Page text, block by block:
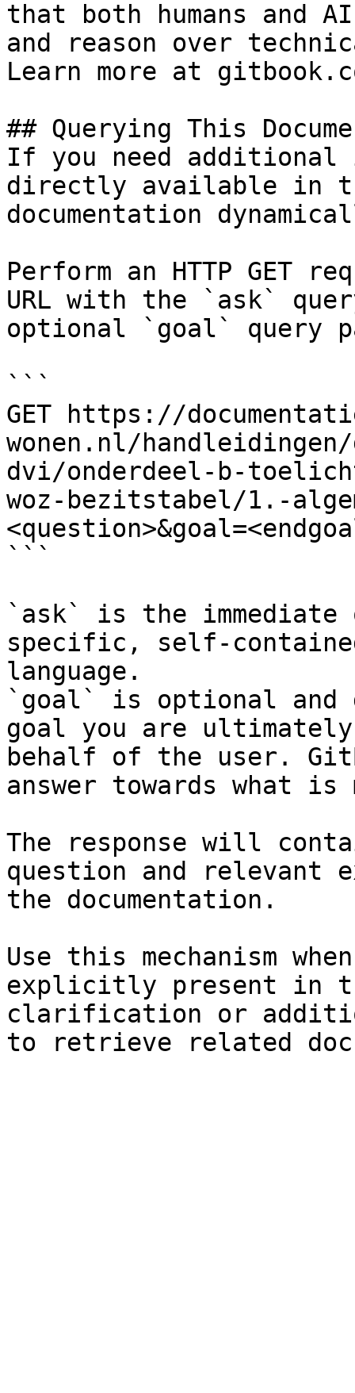
that both humans and
and reason over
Learn more at
## Querying This
If you need
directly available in
documentation
Perform an HTTP GET
URL with the `ask`
optional `goal` query
```
GET https://
wonen.nl/
dvi/onderdeel-b-
woz-bezitstabel/1.-
```
`ask` is the
specific, self-
language.
`goal` is optional and
goal you are
behalf of the user.
answer towards what
The response will
question and relevant
the documentation.
Use this mechanism
explicitly present in
clarification or